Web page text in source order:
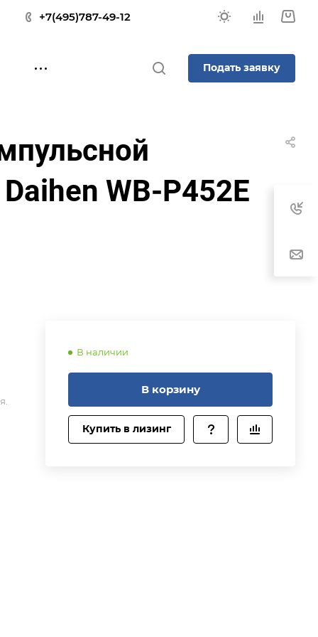
+7(495)787-49-12
Подать заявку
WB-P452E
В наличии
В корзину
Купить в лизинг